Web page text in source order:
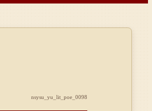
nsysu_yu_lit_poe_0098